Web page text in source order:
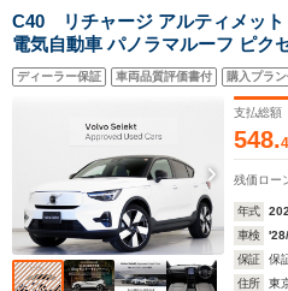
C40 リチャージ アルティメッ
電気自動車 パノラマルーフ ピク
ラレコ harman/kardonプレミア
ールブレンドシート 前後シート
ーター クリスタルシフトノブ 20
ディーラー保証 車両品質評価書付 購入プラ
支払総額
548.4
残価ロー
年式
車検
保証
保
住所
東